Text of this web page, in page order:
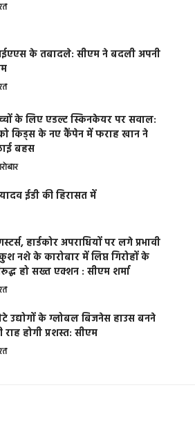
के तबादले: सीएम ने बदली अपनी
के लिए एडल्ट स्किनकेयर पर सवाल:
किड्स के नए कैंपेन में फराह खान ने
बहस
ईडी की हिरासत में
हार्डकोर अपराधियों पर लगे प्रभावी
नशे के कारोबार में लिप्त गिरोहों के
हो सख्त एक्शन : सीएम शर्मा
उद्योगों के ग्लोबल बिजनेस हाउस बनने
राह होगी प्रशस्त: सीएम